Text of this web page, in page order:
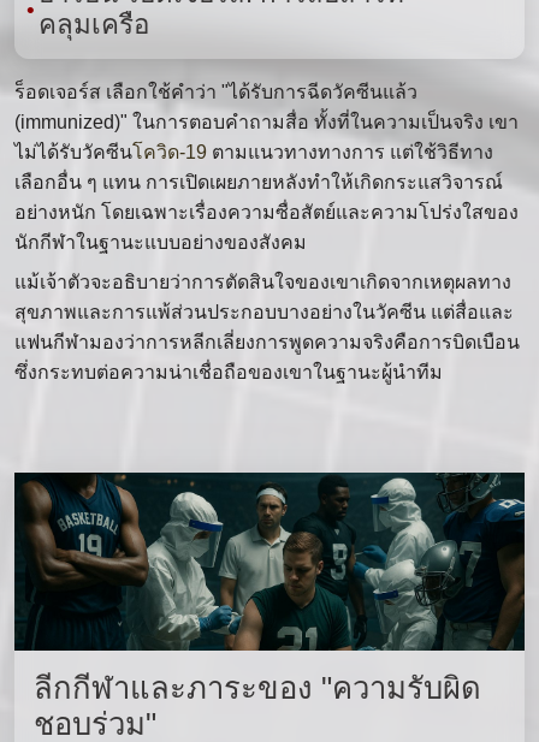
คลุมเครือ
ร็อดเจอร์ส เลือกใช้คำว่า "ได้รับการฉีดวัคซีนแล้ว
(immunized)" ในการตอบคำถามสื่อ ทั้งที่ในความเป็นจริง เขา
ไม่ได้รับวัคซีนโควิด-19 ตามแนวทางทางการ แต่ใช้วิธีทาง
เลือกอื่น ๆ แทน การเปิดเผยภายหลังทำให้เกิดกระแสวิจารณ์
อย่างหนัก โดยเฉพาะเรื่องความซื่อสัตย์และความโปร่งใสของ
นักกีฬาในฐานะแบบอย่างของสังคม
แม้เจ้าตัวจะอธิบายว่าการตัดสินใจของเขาเกิดจากเหตุผลทาง
สุขภาพและการแพ้ส่วนประกอบบางอย่างในวัคซีน แต่สื่อและ
แฟนกีฬามองว่าการหลีกเลี่ยงการพูดความจริงคือการบิดเบือน
ซึ่งกระทบต่อความน่าเชื่อถือของเขาในฐานะผู้นำทีม
ลีกกีฬาและภาระของ "ความรับผิด
ชอบร่วม"